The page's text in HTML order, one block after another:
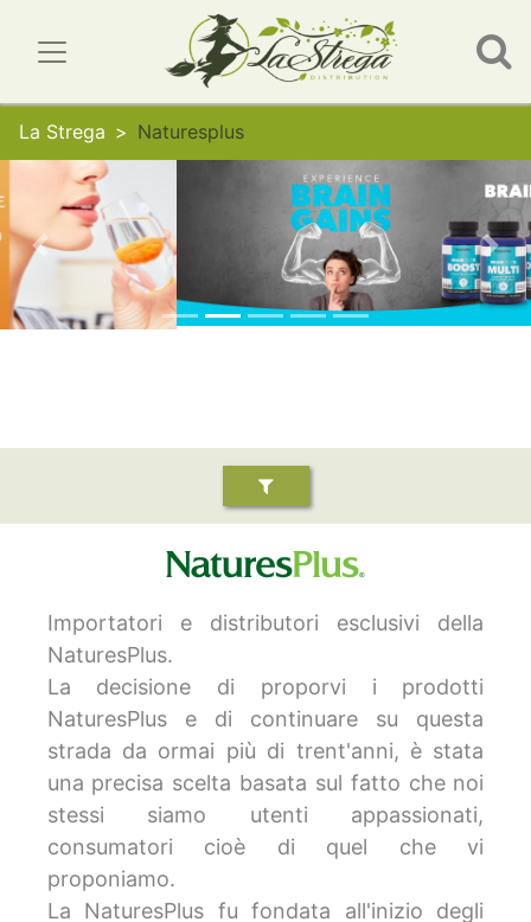
La Strega Naturesplus
Previous
Importatori e distributori esclusivi della
NaturesPlus.
La decisione di proporvi i prodotti
NaturesPlus e di continuare su questa
strada da ormai più di trent'anni, è stata
una precisa scelta basata sul fatto che noi
stessi siamo utenti appassionati,
consumatori cioè di quel che vi
proponiamo.
La NaturesPlus fu fondata all'inizio degli